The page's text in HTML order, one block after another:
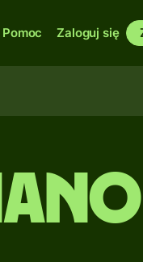
Pomoc Zaloguj się